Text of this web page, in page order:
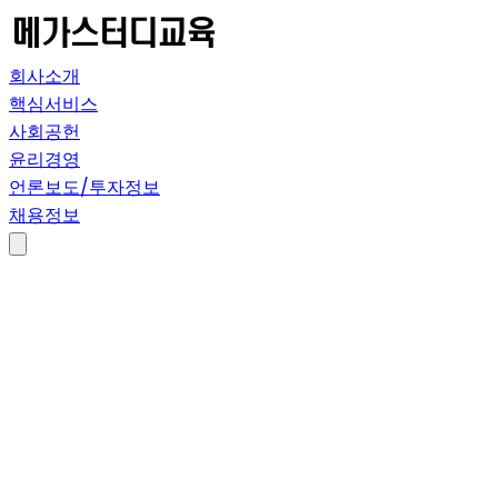
회사소개
핵심서비스
사회공헌
윤리경영
언론보도/투자정보
채용정보